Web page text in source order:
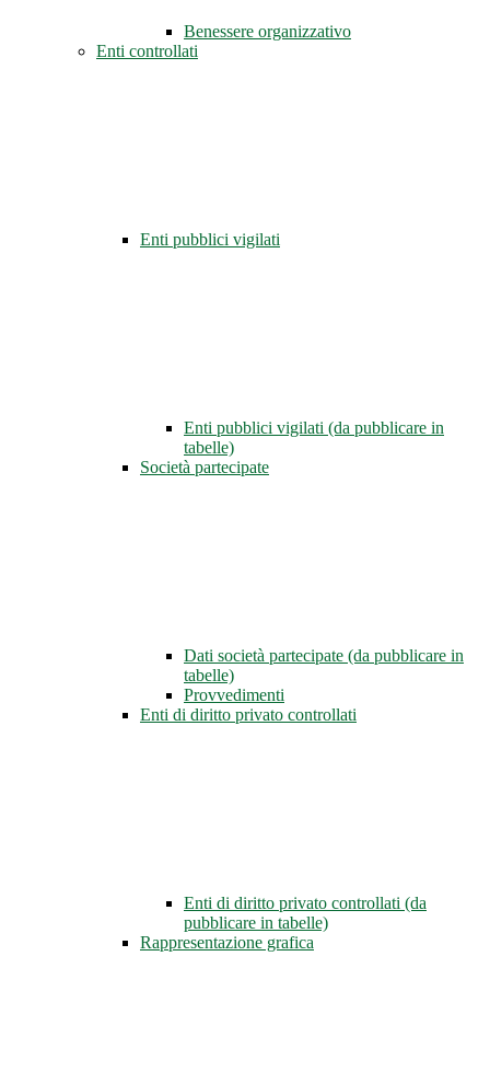
Benessere organizzativo
Enti controllati
Enti pubblici vigilati
Enti pubblici vigilati (da pubblicare in
tabelle)
Società partecipate
Dati società partecipate (da pubblicare in
tabelle)
Provvedimenti
Enti di diritto privato controllati
Enti di diritto privato controllati (da
pubblicare in tabelle)
Rappresentazione grafica